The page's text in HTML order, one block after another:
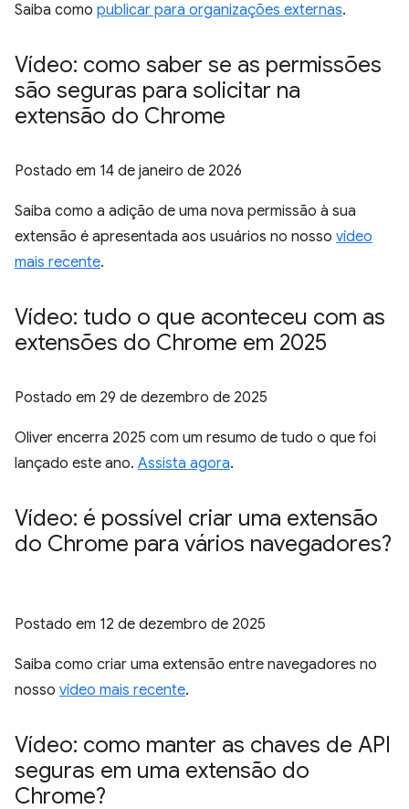
Saiba como publicar para organizações externas.
Vídeo: como saber se as permissões
são seguras para solicitar na
extensão do Chrome
Postado em 14 de janeiro de 2026
Saiba como a adição de uma nova permissão à sua
extensão é apresentada aos usuários no nosso vídeo
mais recente.
Vídeo: tudo o que aconteceu com as
extensões do Chrome em 2025
Postado em 29 de dezembro de 2025
Oliver encerra 2025 com um resumo de tudo o que foi
lançado este ano. Assista agora.
Vídeo: é possível criar uma extensão
do Chrome para vários navegadores?
Postado em 12 de dezembro de 2025
Saiba como criar uma extensão entre navegadores no
nosso vídeo mais recente.
Vídeo: como manter as chaves de API
seguras em uma extensão do
Chrome?